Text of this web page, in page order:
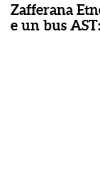
Zafferana
e un bus